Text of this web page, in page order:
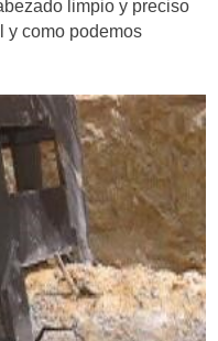
limpio y preciso
y como podemos